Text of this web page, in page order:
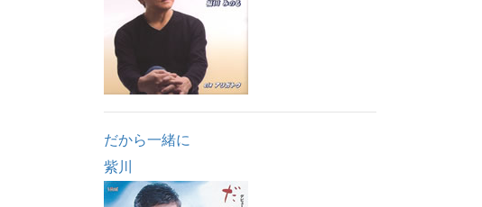
だから一緒に
紫川